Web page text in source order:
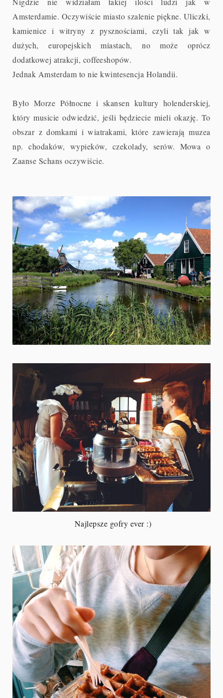
Amsterdamie. Oczywiście miasto szalenie piękne. Uliczki,
kamienice i witryny z pysznościami, czyli tak jak w
dużych, europejskich miastach, no może oprócz
dodatkowej atrakcji, coffeeshopów.
Jednak Amsterdam to nie kwintesencja Holandii.
Było Morze Północne i skansen kultury holenderskiej,
który musicie odwiedzić, jeśli będziecie mieli okazję. To
obszar z domkami i wiatrakami, które zawierają muzea
np. chodaków, wypieków, czekolady, serów. Mowa o
Zaanse Schans oczywiście.
Najlepsze gofry ever :)